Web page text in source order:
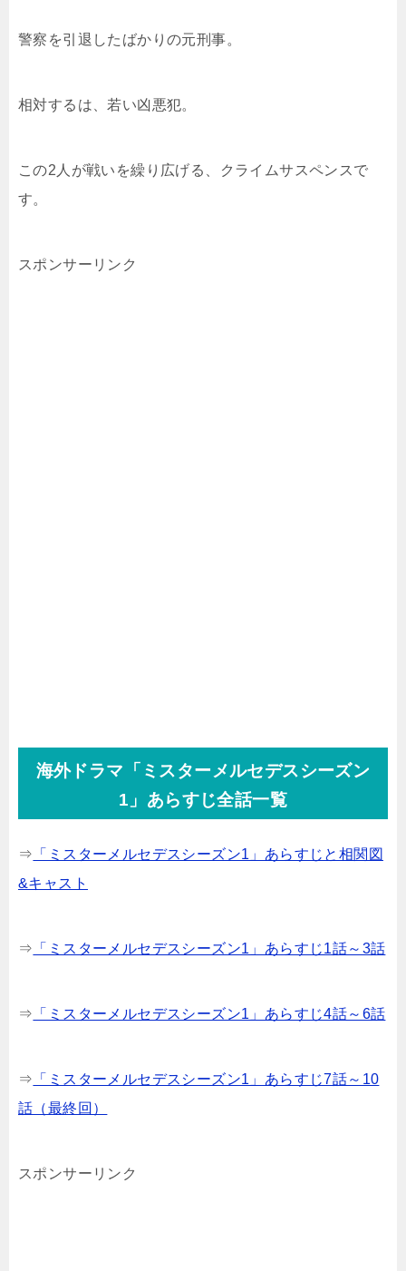
警察を引退したばかりの元刑事。
相対するは、若い凶悪犯。
この2人が戦いを繰り広げる、クライムサスペンスで
す。
スポンサーリンク
海外ドラマ「ミスターメルセデスシーズン
1」あらすじ全話一覧
⇒ 「ミスターメルセデスシーズン1」あらすじと相関図
&キャスト
⇒ 「ミスターメルセデスシーズン1」あらすじ1話～3話
⇒ 「ミスターメルセデスシーズン1」あらすじ4話～6話
⇒ 「ミスターメルセデスシーズン1」あらすじ7話～10
話（最終回）
スポンサーリンク